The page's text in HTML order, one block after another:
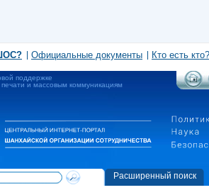
Официальные документы Кто есть кто?
поддержке
и массовым коммуникациям
Расширенный поиск